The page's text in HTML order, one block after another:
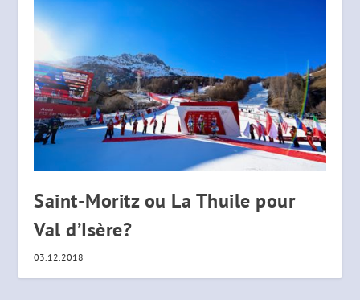
Saint-Moritz ou La Thuile pour
Val d’Isère?
03.12.2018